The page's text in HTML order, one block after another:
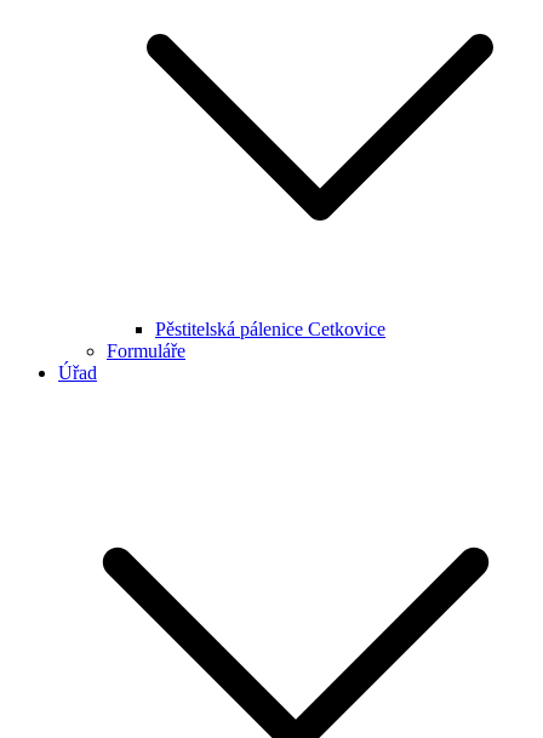
Pěstitelská pálenice Cetkovice
Formuláře
Úřad